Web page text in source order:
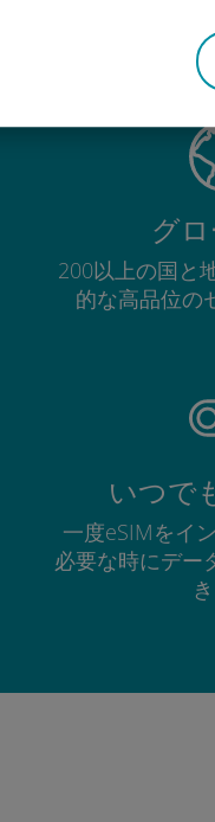
Ubigi
グ
200以上の国と
的な高品位の
いつで
一度eSIMをイ
必要な時にデー